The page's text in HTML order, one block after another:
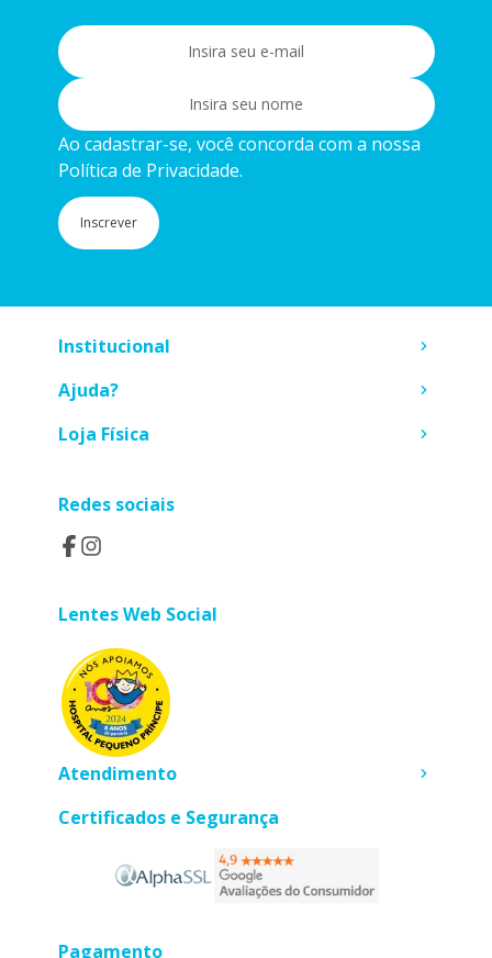
Ao cadastrar-se, você concorda com a nossa
Política de Privacidade.
Inscrever
Institucional
Ajuda?
Loja Física
Redes sociais
Lentes Web Social
Atendimento
Certificados e Segurança
Pagamento